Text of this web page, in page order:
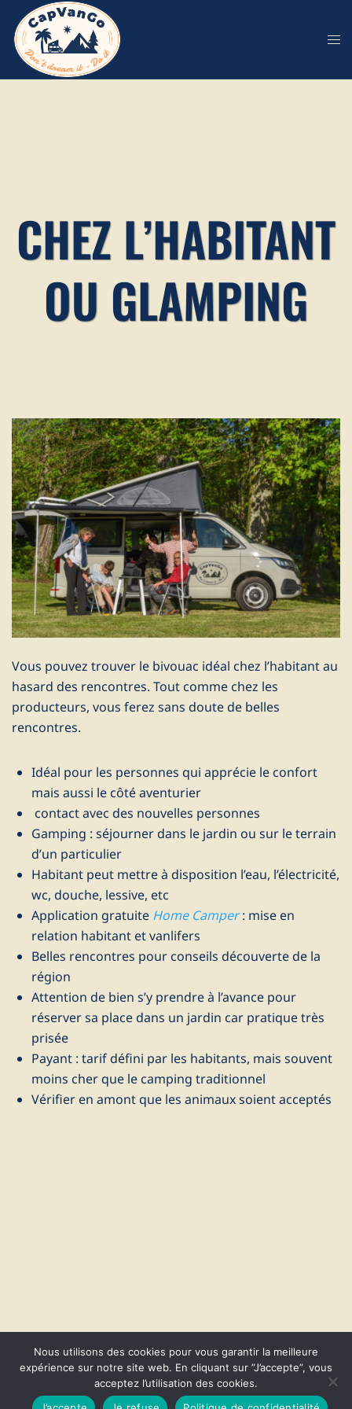
contenu
CHEZ L’HABITANT
OU GLAMPING
Vous pouvez trouver le bivouac idéal chez l’habitant au
hasard des rencontres. Tout comme chez les
producteurs, vous ferez sans doute de belles
rencontres.
Idéal pour les personnes qui apprécie le confort
mais aussi le côté aventurier
contact avec des nouvelles personnes
Gamping : séjourner dans le jardin ou sur le terrain
d’un particulier
Habitant peut mettre à disposition l’eau, l’électricité,
wc, douche, lessive, etc
Application gratuite Home Camper: mise en
relation habitant et vanlifers
Belles rencontres pour conseils découverte de la
région
Attention de bien s’y prendre à l’avance pour
réserver sa place dans un jardin car pratique très
prisée
Payant : tarif défini par les habitants, mais souvent
moins cher que le camping traditionnel
Vérifier en amont que les animaux soient acceptés
© 2026 CapVanGo. Fièrement propulsé parSydney
Nous utilisons des cookies pour vous garantir la meilleure
expérience sur notre site web. En cliquant sur ”J’accepte”, vous
acceptez l’utilisation des cookies.